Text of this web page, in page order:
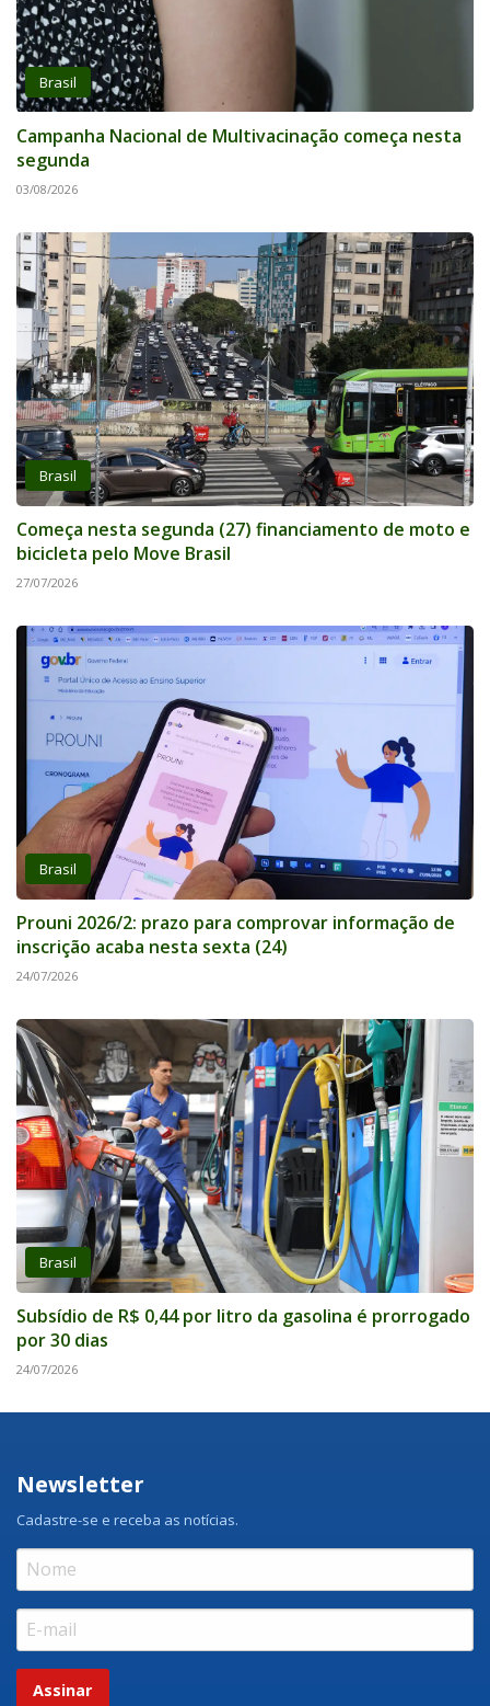
Brasil
Campanha Nacional de Multivacinação começa nesta
segunda
03/08/2026
Brasil
Começa nesta segunda (27) financiamento de moto e
bicicleta pelo Move Brasil
27/07/2026
Brasil
Prouni 2026/2: prazo para comprovar informação de
inscrição acaba nesta sexta (24)
24/07/2026
Brasil
Subsídio de R$ 0,44 por litro da gasolina é prorrogado
por 30 dias
24/07/2026
Newsletter
Cadastre-se e receba as notícias.
Assinar